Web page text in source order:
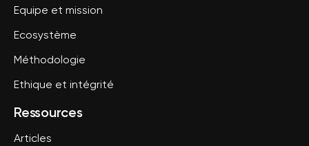
Equipe et mission
Ecosystème
Méthodologie
Ethique et intégrité
Ressources
Articles